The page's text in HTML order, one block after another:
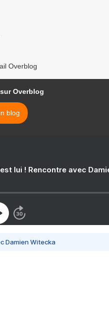
Overblog
Overblog
blog
lui ! Rencontre avec
Damien Witecka